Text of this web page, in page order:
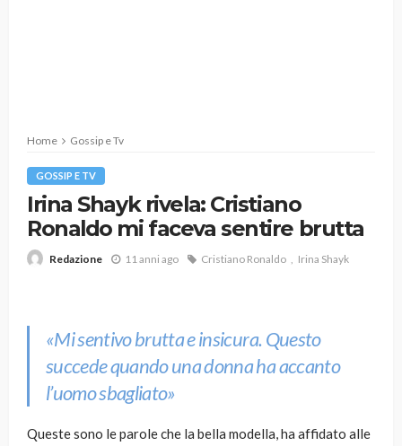
Home Gossip e Tv
GOSSIP E TV
Irina Shayk rivela: Cristiano
Ronaldo mi faceva sentire brutta
Redazione 11 anni ago Cristiano Ronaldo Irina Shayk
«Mi sentivo brutta e insicura. Questo
succede quando una donna ha accanto
l’uomo sbagliato»
Queste sono le parole che la bella modella, ha affidato alle